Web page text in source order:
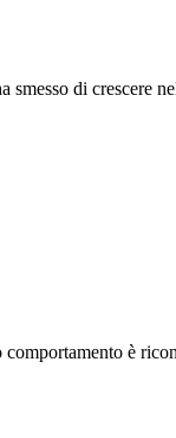
di crescere
è